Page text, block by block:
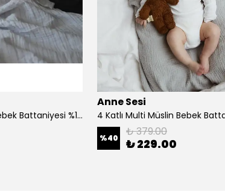
4 Katlı Multi Müslin Bebek Battaniyesi %100 Organik Pamuk 70x100 cm
Anne Sesi
%40 ₺ 379.00
₺ 229.00